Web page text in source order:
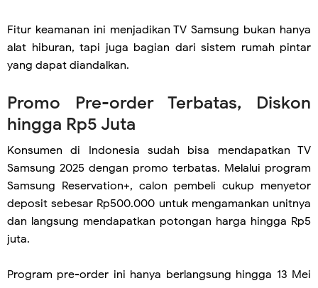
Fitur keamanan ini menjadikan TV Samsung bukan hanya
alat hiburan, tapi juga bagian dari sistem rumah pintar
yang dapat diandalkan.
Promo Pre-order Terbatas, Diskon
hingga Rp5 Juta
Konsumen di Indonesia sudah bisa mendapatkan TV
Samsung 2025 dengan promo terbatas. Melalui program
Samsung Reservation+, calon pembeli cukup menyetor
deposit sebesar Rp500.000 untuk mengamankan unitnya
dan langsung mendapatkan potongan harga hingga Rp5
juta.
Program pre-order ini hanya berlangsung hingga 13 Mei